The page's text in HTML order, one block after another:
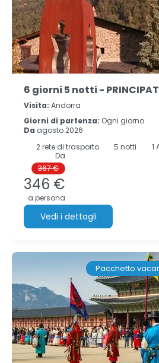
6 giorni 5 notti -
Visita: Andorra
Giorni di partenza: Ogni giorno
Da agosto 2026
2rete di trasporto 5 notti
1
Da
367 €
346 €
a persona
Vedi i dettagli
Pacchetto